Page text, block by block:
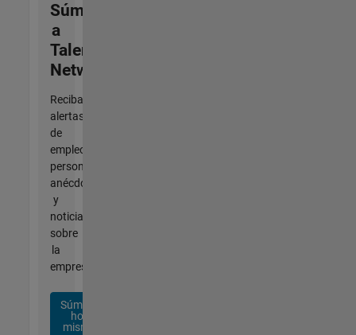
Súmese
a
Talent
Network
Reciba
alertas
de
empleo
personalizadas,
anécdotas
y
noticias
sobre
la
empresa.
Súmese
hoy
mismo